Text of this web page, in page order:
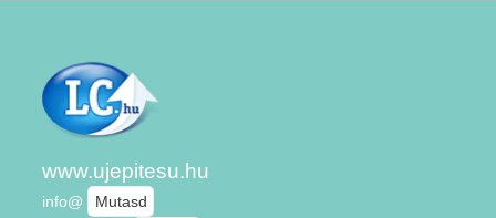
www.ujepitesu.hu
info@
Mutasd